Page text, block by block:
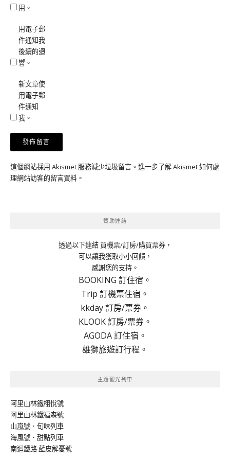
用。
用電子郵
件通知我
後續的迴
響。
新文章使
用電子郵
件通知
我。
這個網站採用 Akismet 服務減少垃圾留言。 進一步了解 Akismet 如何處
理網站訪客的留言資料 。
贊助連結
透過以下連結 買機票/訂房/購買票券，
可以讓我獲取小小回饋，
感謝您的支持。
BOOKING 訂住宿。
Trip 訂機票住宿。
kkday 訂房/票券。
KLOOK 訂房/票券。
AGODA 訂住宿。
雄獅旅遊訂行程。
主題觀光列車
阿里山林鐵栩悅號
阿里山林鐵福森號
山嵐號．旬味列車
海風號．甜點列車
南迴鐵路 藍皮解憂號